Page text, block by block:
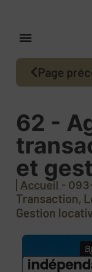
Page
62 -
et
Accueil -
Transaction,
Gestion